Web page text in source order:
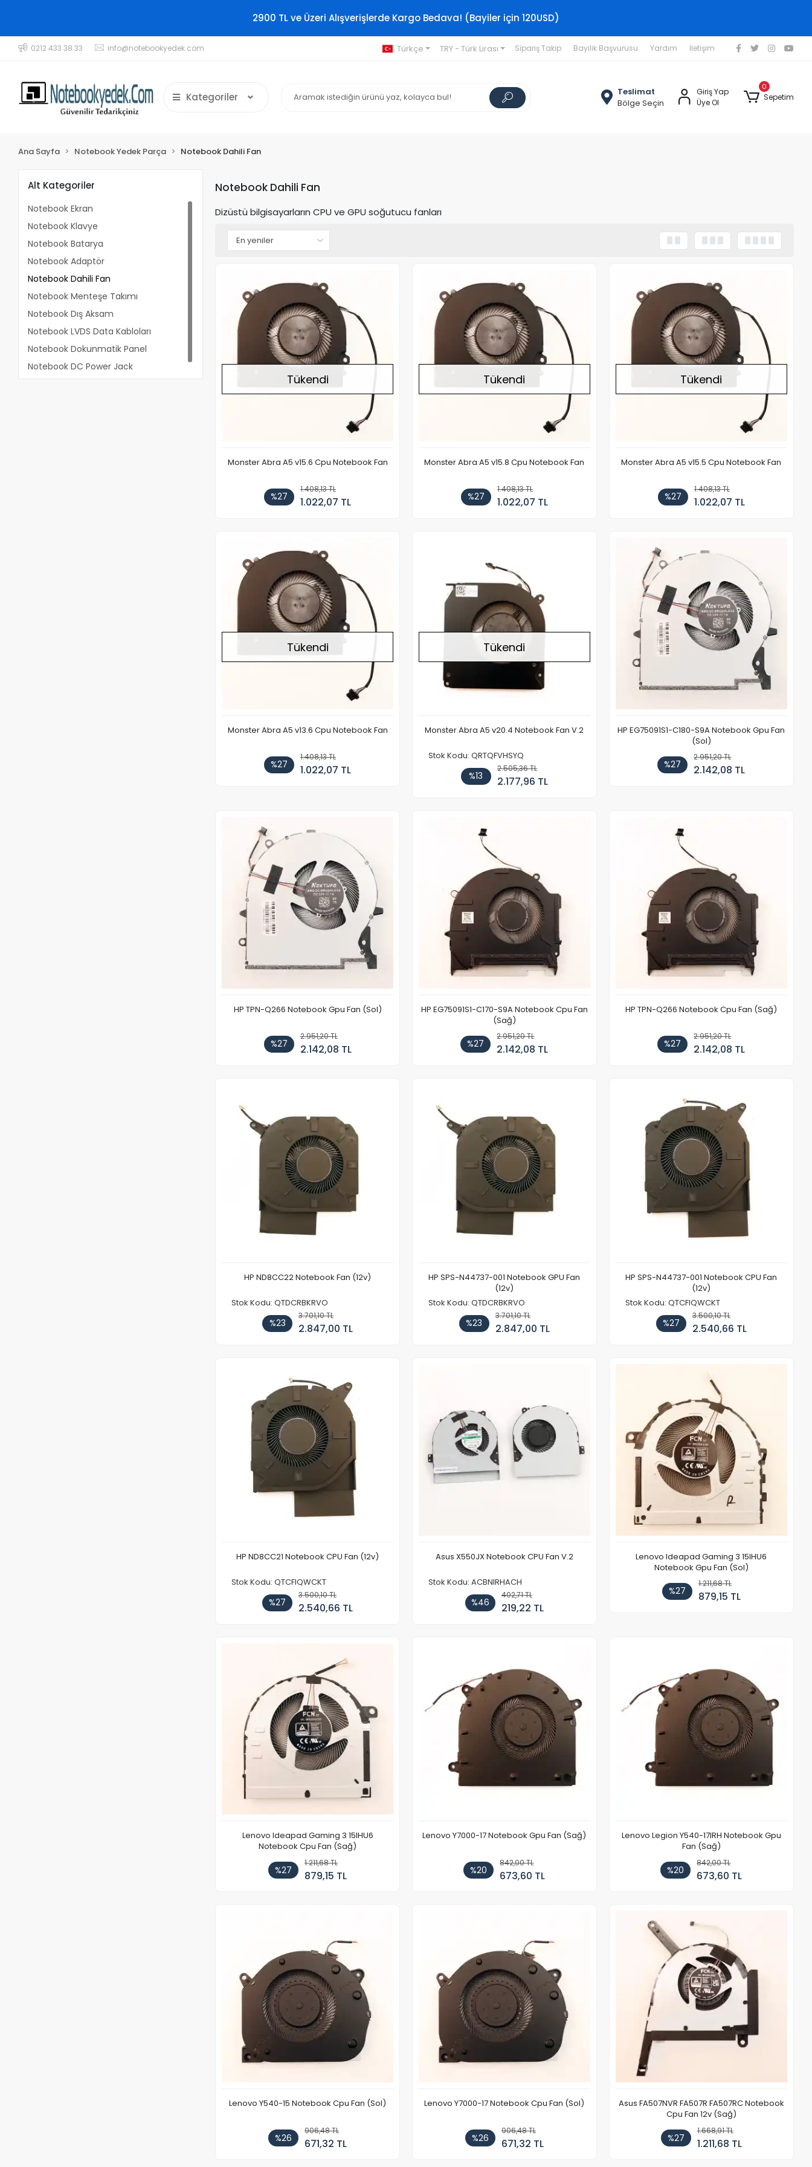
2900 TL ve Üzeri Alışverişlerde Kargo Bedava! (Bayiler için 120USD)
0212 433 38 33 info@notebookyedek.com Türkçe TRY - Türk Lirası Sipariş Takip Bayilik Başvurusu Yardım İletişim
Kategoriler
Teslimat
Bölge Seçin
Giriş Yap
Üye Ol
0
Sepetim
Ana Sayfa Notebook Yedek Parça Notebook Dahili Fan
Alt Kategoriler
Notebook Ekran
Notebook Klavye
Notebook Batarya
Notebook Adaptör
Notebook Dahili Fan
Notebook Menteşe Takımı
Notebook Dış Aksam
Notebook LVDS Data Kabloları
Notebook Dokunmatik Panel
Notebook DC Power Jack
Notebook Dahili Fan
Dizüstü bilgisayarların CPU ve GPU soğutucu fanları
Tükendi
Monster Abra A5 v15.6 Cpu Notebook Fan
%27
1.408,13 TL
1.022,07 TL
Tükendi
Monster Abra A5 v15.8 Cpu Notebook Fan
%27
1.408,13 TL
1.022,07 TL
Tükendi
Monster Abra A5 v15.5 Cpu Notebook Fan
%27
1.408,13 TL
1.022,07 TL
Tükendi
Monster Abra A5 v13.6 Cpu Notebook Fan
%27
1.408,13 TL
1.022,07 TL
Tükendi
Monster Abra A5 v20.4 Notebook Fan V.2
Stok Kodu: QRTQFVHSYQ
%13
2.505,36 TL
2.177,96 TL
HP EG75091S1-C180-S9A Notebook Gpu Fan
(Sol)
%27
2.951,20 TL
2.142,08 TL
HP TPN-Q266 Notebook Gpu Fan (Sol)
%27
2.951,20 TL
2.142,08 TL
HP EG75091S1-C170-S9A Notebook Cpu Fan
(Sağ)
%27
2.951,20 TL
2.142,08 TL
HP TPN-Q266 Notebook Cpu Fan (Sağ)
%27
2.951,20 TL
2.142,08 TL
HP ND8CC22 Notebook Fan (12v)
Stok Kodu: QTDCRBKRVO
%23
3.701,10 TL
2.847,00 TL
HP SPS-N44737-001 Notebook GPU Fan
(12v)
Stok Kodu: QTDCRBKRVO
%23
3.701,10 TL
2.847,00 TL
HP SPS-N44737-001 Notebook CPU Fan
(12v)
Stok Kodu: QTCFIQWCKT
%27
3.500,10 TL
2.540,66 TL
HP ND8CC21 Notebook CPU Fan (12v)
Stok Kodu: QTCFIQWCKT
%27
3.500,10 TL
2.540,66 TL
Asus X550JX Notebook CPU Fan V.2
Stok Kodu: ACBNIRHACH
%46
402,71 TL
219,22 TL
Lenovo Ideapad Gaming 3 15IHU6
Notebook Gpu Fan (Sol)
%27
1.211,68 TL
879,15 TL
Lenovo Ideapad Gaming 3 15IHU6
Notebook Cpu Fan (Sağ)
%27
1.211,68 TL
879,15 TL
Lenovo Y7000-17 Notebook Gpu Fan (Sağ)
%20
842,00 TL
673,60 TL
Lenovo Legion Y540-17IRH Notebook Gpu
Fan (Sağ)
%20
842,00 TL
673,60 TL
Lenovo Y540-15 Notebook Cpu Fan (Sol)
%26
906,48 TL
671,32 TL
Lenovo Y7000-17 Notebook Cpu Fan (Sol)
%26
906,48 TL
671,32 TL
Asus FA507NVR FA507R FA507RC Notebook
Cpu Fan 12v (Sağ)
%27
1.668,91 TL
1.211,68 TL